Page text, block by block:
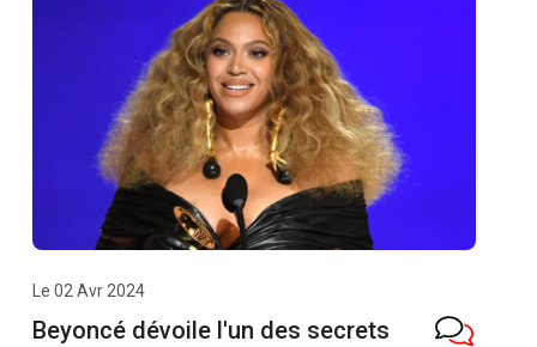
Le 02 Avr 2024
Beyoncé dévoile l'un des secrets